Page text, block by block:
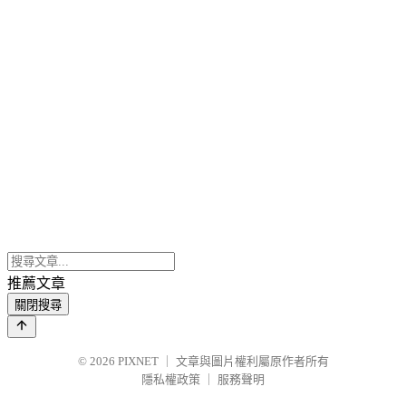
推薦文章
關閉搜尋
© 2026 PIXNET
文章與圖片權利屬原作者所有
隱私權政策
服務聲明